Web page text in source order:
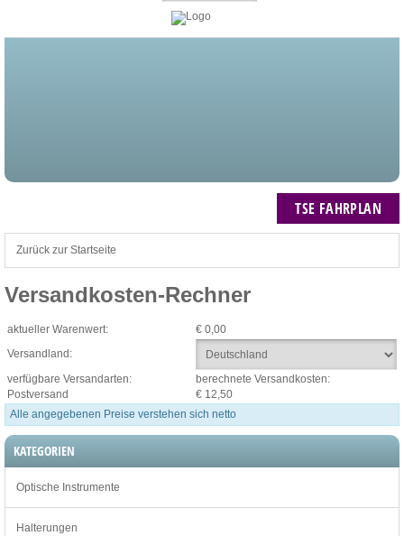
TSE FAHRPLAN
Zurück zur Startseite
Versandkosten-Rechner
aktueller Warenwert:
€ 0,00
Versandland:
verfügbare Versandarten:
berechnete Versandkosten:
Postversand
€ 12,50
Alle angegebenen Preise verstehen sich netto
KATEGORIEN
Optische Instrumente
Halterungen